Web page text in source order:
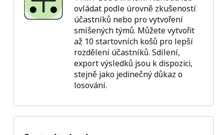
ovládat podle úrovně zkušeností
účastníků nebo pro vytvoření
smíšených týmů. Můžete vytvořit
až 10 startovních košů pro lepší
rozdělení účastníků. Sdílení,
export výsledků jsou k dispozici,
stejně jako jedinečný důkaz o
losování.